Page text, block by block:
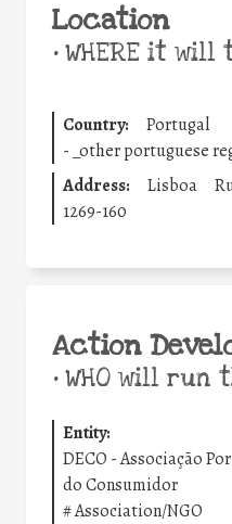
Location
•WHERE it will
Country:
Portugal
- _other portuguese
Address:
Lisboa
1269-160
Action
•WHO will run
Entity:
DECO - Associação
do Consumidor
#Association/NGO